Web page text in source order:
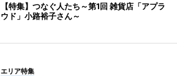
【特集】つなぐ人たち～第1回 雑貨店「アプラ
ウド」小路裕子さん～
エリア特集